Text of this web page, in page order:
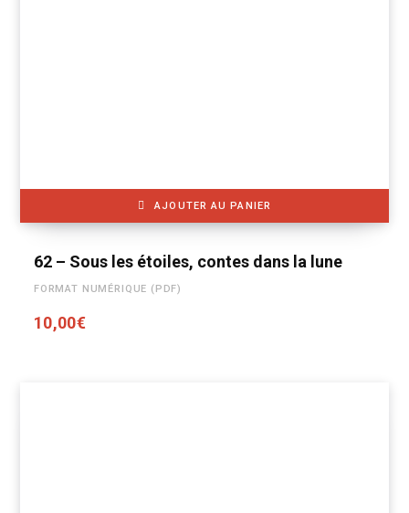
AJOUTER AU PANIER
62 – Sous les étoiles, contes dans la lune
FORMAT NUMÉRIQUE (PDF)
10,00€